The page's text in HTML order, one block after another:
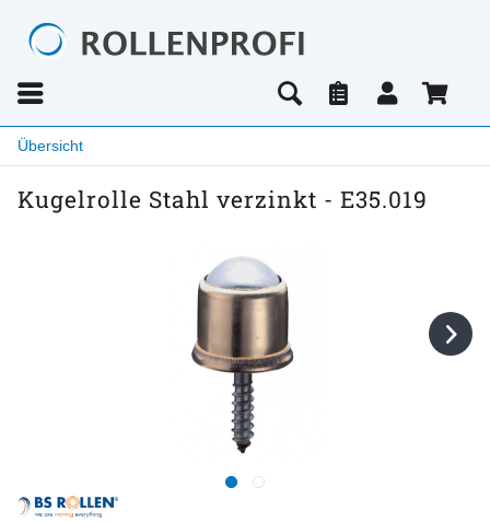
Übersicht
Kugelrolle Stahl verzinkt - E35.019